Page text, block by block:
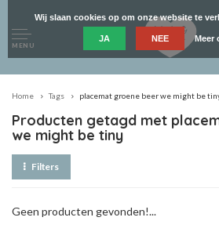
MENU
Home Tags placemat groene beer we might be
Producten getagd met
we might be tiny
Filters
Geen producten gevonden!...
Wij slaan cookies op om onze website te
JA NEE Meer